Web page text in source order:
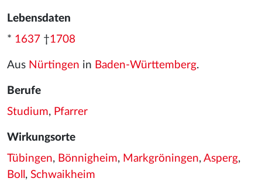
Lebensdaten
* 1637 †1708
Aus Nürtingen in Baden-Württemberg.
Berufe
Studium, Pfarrer
Wirkungsorte
Tübingen, Bönnigheim, Markgröningen, Asperg,
Boll , Schwaikheim